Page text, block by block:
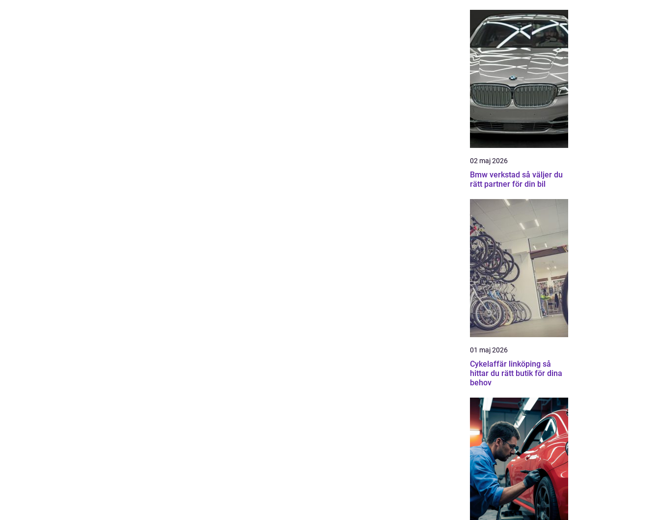
02 maj 2026
Bmw verkstad så väljer du
rätt partner för din bil
01 maj 2026
Cykelaffär linköping så
hittar du rätt butik för dina
behov